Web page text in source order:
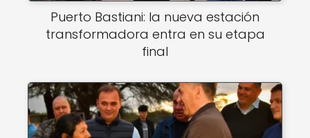
Puerto Bastiani: la nueva estación
transformadora entra en su etapa
final